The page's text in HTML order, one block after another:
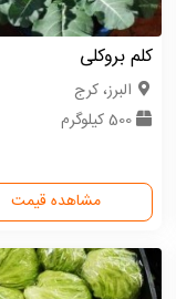
کلم بروکلی
البرز، کرج
500 کیلوگرم
مشاهده قیمت